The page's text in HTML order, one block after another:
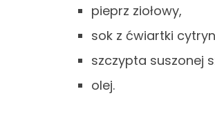
pieprz ziołowy,
sok z ćwiartki
szczypta suszonej
olej.